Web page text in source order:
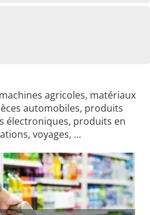
agricoles, matériaux
automobiles, produits
électroniques, produits en
voyages, …